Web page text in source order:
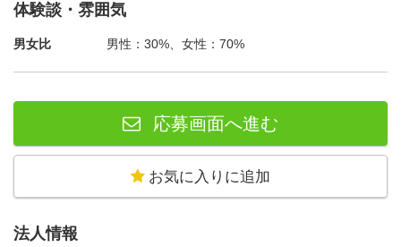
体験談・雰囲気
男女比 男性：30%、女性：70%
応募画面へ進む
お気に入りに追加
法人情報